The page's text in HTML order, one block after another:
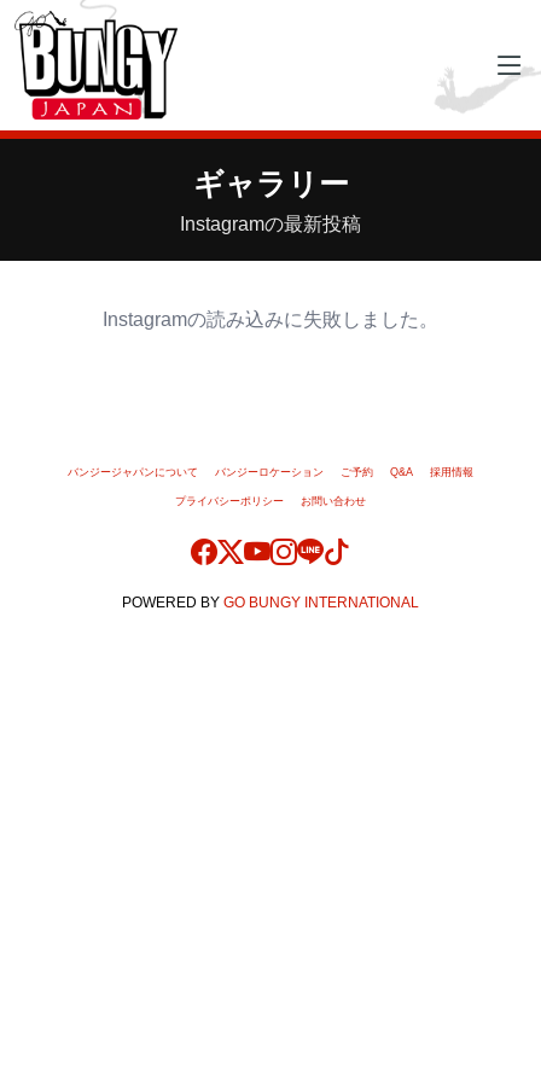
ギャラリー
Instagramの最新投稿
Instagramの読み込みに失敗しました。
バンジージャパンについて バンジーロケーション ご予約 Q&A 採用情報
プライバシーポリシー お問い合わせ
POWERED BY GO BUNGY INTERNATIONAL